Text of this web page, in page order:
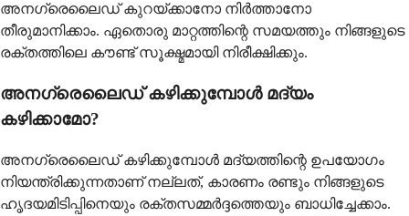
അനഗ്രെലൈഡ് കുറയ്ക്കാനോ നിർത്താനോ
തീരുമാനിക്കാം. ഏതൊരു മാറ്റത്തിന്റെ സമയത്തും നിങ്ങളുടെ
രക്തത്തിലെ കൗണ്ട് സൂക്ഷ്മമായി നിരീക്ഷിക്കും.
അനഗ്രെലൈഡ് കഴിക്കുമ്പോൾ മദ്യം
കഴിക്കാമോ?
അനഗ്രെലൈഡ് കഴിക്കുമ്പോൾ മദ്യത്തിന്റെ ഉപയോഗം
നിയന്ത്രിക്കുന്നതാണ് നല്ലത്, കാരണം രണ്ടും നിങ്ങളുടെ
ഹൃദയമിടിപ്പിനെയും രക്തസമ്മർദ്ദത്തെയും ബാധിച്ചേക്കാം.